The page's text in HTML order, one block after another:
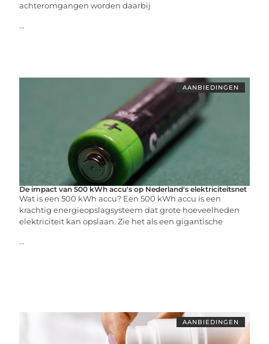
achteromgangen worden daarbij
...
AANBIEDINGEN
De impact van 500 kWh accu's op Nederland's elektriciteitsnet
Wat is een 500 kWh accu? Een 500 kWh accu is een
krachtig energieopslagsysteem dat grote hoeveelheden
elektriciteit kan opslaan. Zie het als een gigantische
...
AANBIEDINGEN